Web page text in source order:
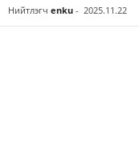
Нийтлэгч enku - 2025.11.22